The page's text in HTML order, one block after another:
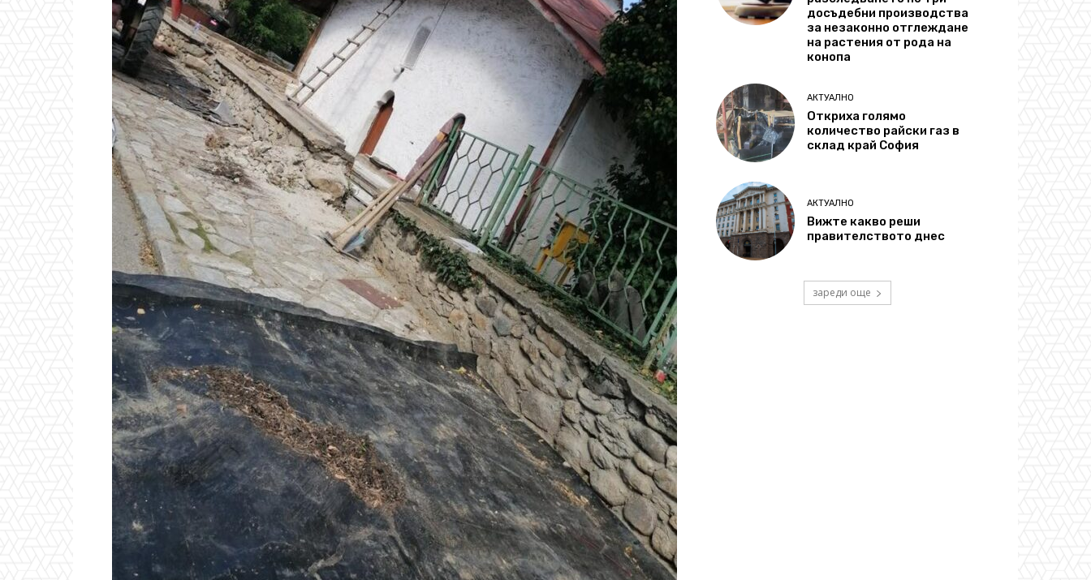
досъдебни производства
за незаконно отглеждане
на растения от рода на
конопа
АКТУАЛНО
Откриха голямо
количество райски газ в
склад край София
АКТУАЛНО
Вижте какво реши
правителството днес
зареди още